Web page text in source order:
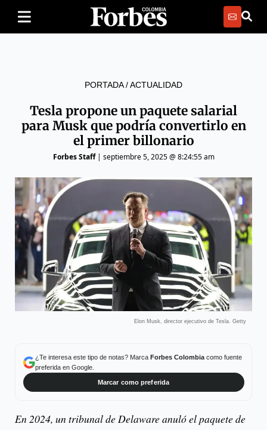
PORTADA/ACTUALIDAD
Tesla propone un paquete salarial
para Musk que podría convertirlo en
el primer billonario
Forbes Staff| septiembre 5, 2025 @ 8:24:55 am
Elon Musk, director ejecutivo de Tesla. Getty
¿Te interesa este tipo de notas? Marca Forbes Colombiacomo fuente
preferida en Google.
Marcar como preferida
En 2024, un tribunal de Delaware anuló el paquete de